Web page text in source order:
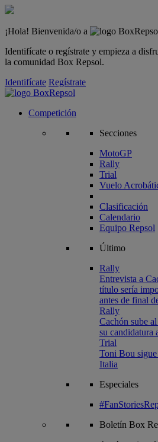
¡Hola! Bienvenida/o a
Identifícate o regístrate y empieza a
la comunidad Box Repsol.
Identifícate Regístrate
Competición
Secciones
MotoGP
Rally
Trial
Vuelo
Clasificación
Calendario
Equipo Repsol
Último
Rally
Entrevista a
título sería
antes de final
Rally
Cachón sube
su candidatura
Trial
Toni Bou sigue
Italia
Especiales
Boletín Box